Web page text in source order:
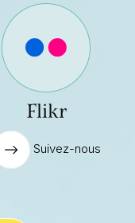
Flikr
Suivez-nous